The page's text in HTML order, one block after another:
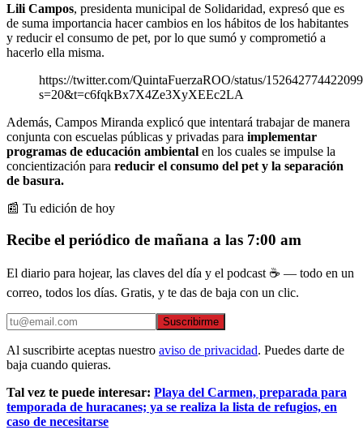
Lili Campos, presidenta municipal de Solidaridad, expresó que es
de suma importancia hacer cambios en los hábitos de los habitantes
y reducir el consumo de pet, por lo que sumó y comprometió a
hacerlo ella misma.
https://twitter.com/QuintaFuerzaROO/status/
s=20&t=c6fqkBx7X4Ze3XyXEEc2LA
Además, Campos Miranda explicó que intentará trabajar de manera
conjunta con escuelas públicas y privadas para implementar
programas de educación ambiental en los cuales se impulse la
concientización para reducir el consumo del pet y la separación
de basura.
📰 Tu edición de hoy
Recibe el periódico de mañana a las 7:00 am
El diario para hojear, las claves del día y el podcast ☕ — todo en un
correo, todos los días. Gratis, y te das de baja con un clic.
Suscribirme
Al suscribirte aceptas nuestro aviso de privacidad. Puedes darte de
baja cuando quieras.
Tal vez te puede interesar: Playa del Carmen, preparada para
temporada de huracanes; ya se realiza la lista de refugios, en
caso de necesitarse